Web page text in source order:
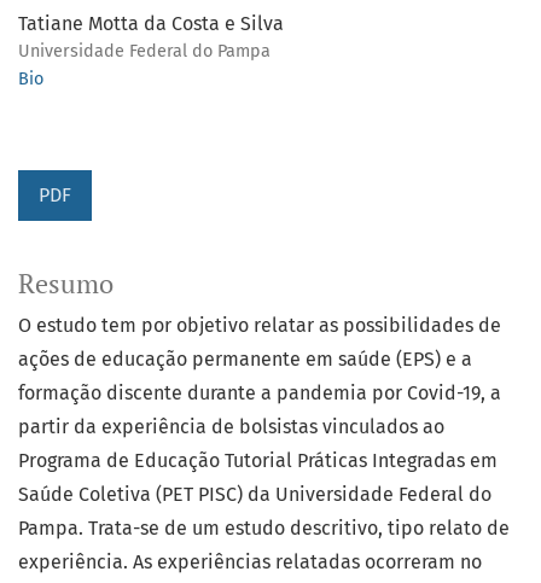
Tatiane Motta da Costa e Silva
Universidade Federal do Pampa
Bio
PDF
Resumo
O estudo tem por objetivo relatar as possibilidades de
ações de educação permanente em saúde (EPS) e a
formação discente durante a pandemia por Covid-19, a
partir da experiência de bolsistas vinculados ao
Programa de Educação Tutorial Práticas Integradas em
Saúde Coletiva (PET PISC) da Universidade Federal do
Pampa. Trata-se de um estudo descritivo, tipo relato de
experiência. As experiências relatadas ocorreram no